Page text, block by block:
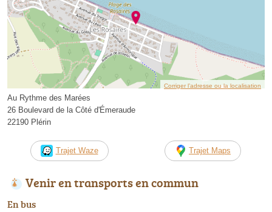
Corriger l’adresse ou la localisation
Au Rythme des Marées
26 Boulevard de la Côté d'Émeraude
22190 Plérin
Trajet Waze Trajet Maps
Venir en transports en commun
En bus